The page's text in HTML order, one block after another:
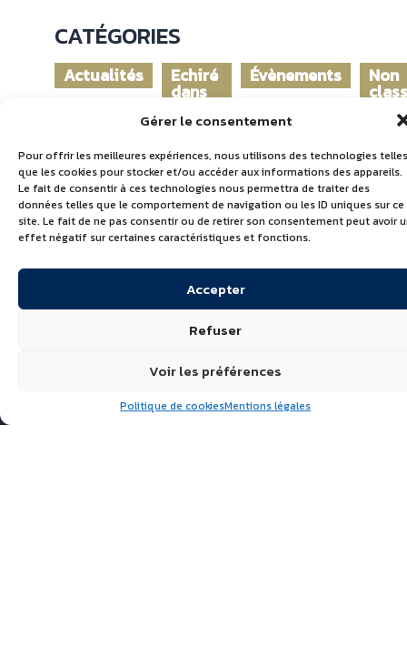
Gérer le consentement
Pour offrir les meilleures expériences, nous utilisons des technologies telles
que les cookies pour stocker et/ou accéder aux informations des appareils.
Le fait de consentir à ces technologies nous permettra de traiter des
données telles que le comportement de navigation ou les ID uniques sur ce
site. Le fait de ne pas consentir ou de retirer son consentement peut avoir
effet négatif sur certaines caractéristiques et fonctions.
Accepter
Refuser
Voir les préférences
Politique de cookiesMentions légales
CATÉGORIES
Actualités Echiré
dans
monde
Évènements Non